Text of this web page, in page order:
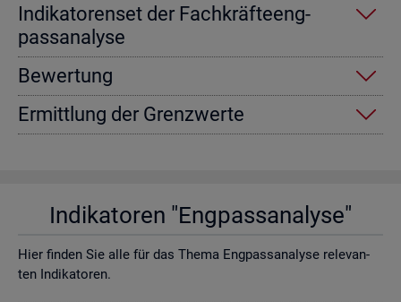
In­di­ka­to­ren­set der Fach­kräf­te­eng­
pass­ana­ly­se
Be­wer­tung
Er­mitt­lung der Grenz­wer­te
In­di­ka­to­ren "Eng­pass­ana­ly­se"
Hier fin­den Sie alle für das Thema Eng­pass­ana­ly­se re­le­van­
ten In­di­ka­to­ren.